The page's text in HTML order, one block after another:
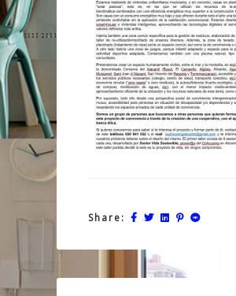
Share: